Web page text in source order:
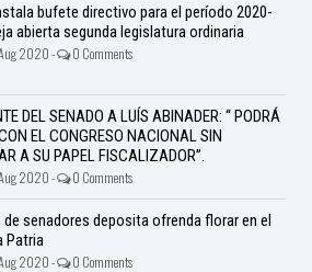
bufete directivo para el período 2020-
abierta segunda legislatura ordinaria
Aug 2020 - 0 Comments
DEL SENADO A LUÍS ABINADER: “ PODRÁ
EL CONGRESO NACIONAL SIN
A SU PAPEL FISCALIZADOR”.
Aug 2020 - 0 Comments
senadores deposita ofrenda florar en el
Patria
Aug 2020 - 0 Comments